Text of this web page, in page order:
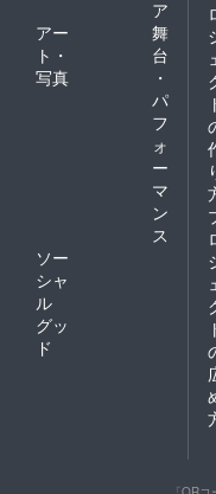
ア
アー
ト・
写真
舞
台
・
パ
フ
ォ
ー
マ
ン
ス
ソー
シャ
ル
グッ
ド